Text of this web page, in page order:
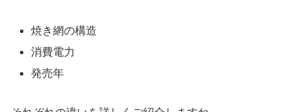
焼き網の構造
消費電力
発売年